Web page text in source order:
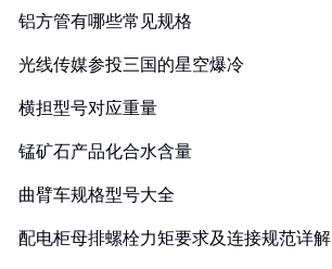
铝方管有哪些常见规格
光线传媒参投三国的星空爆冷
横担型号对应重量
锰矿石产品化合水含量
曲臂车规格型号大全
配电柜母排螺栓力矩要求及连接规范详解